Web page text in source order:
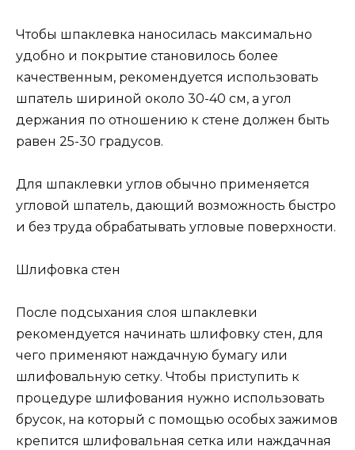
Чтобы шпаклевка наносилась максимально
удобно и покрытие становилось более
качественным, рекомендуется использовать
шпатель шириной около 30-40 см, а угол
держания по отношению к стене должен быть
равен 25-30 градусов.
Для шпаклевки углов обычно применяется
угловой шпатель, дающий возможность быстро
и без труда обрабатывать угловые поверхности.
Шлифовка стен
После подсыхания слоя шпаклевки
рекомендуется начинать шлифовку стен, для
чего применяют наждачную бумагу или
шлифовальную сетку. Чтобы приступить к
процедуре шлифования нужно использовать
брусок, на который с помощью особых зажимов
крепится шлифовальная сетка или наждачная